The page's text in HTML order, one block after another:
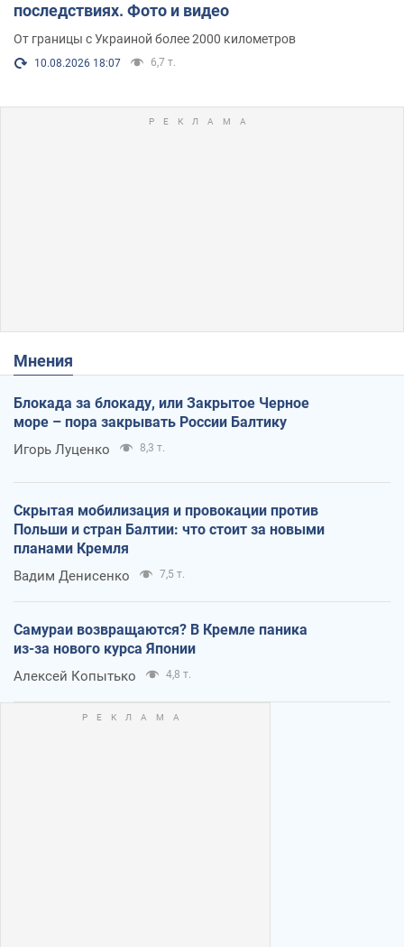
последствиях. Фото и видео
От границы с Украиной более 2000 километров
10.08.2026 18:07 6,7 т.
Мнения
Блокада за блокаду, или Закрытое Черное
море – пора закрывать России Балтику
Игорь Луценко 8,3 т.
Скрытая мобилизация и провокации против
Польши и стран Балтии: что стоит за новыми
планами Кремля
Вадим Денисенко 7,5 т.
Самураи возвращаются? В Кремле паника
из-за нового курса Японии
Алексей Копытько 4,8 т.